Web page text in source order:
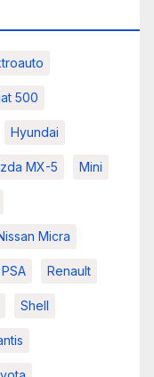
500
Hyundai
MX-5 Mini
Micra
PSA Renault
Shell